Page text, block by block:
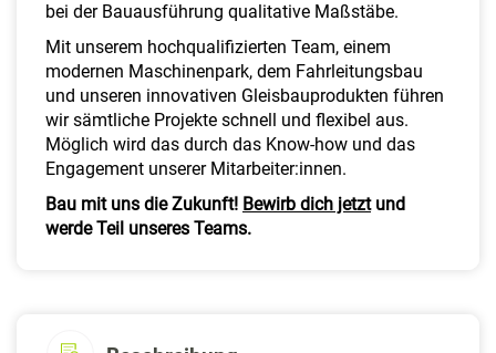
bei der Bauausführung qualitative Maßstäbe.
Mit unserem hochqualifizierten Team, einem
modernen Maschinenpark, dem Fahrleitungsbau
und unseren innovativen Gleisbauprodukten führen
wir sämtliche Projekte schnell und flexibel aus.
Möglich wird das durch das Know-how und das
Engagement unserer Mitarbeiter:innen.
Bau mit uns die Zukunft! Bewirb dich jetztund
werde Teil unseres Teams.